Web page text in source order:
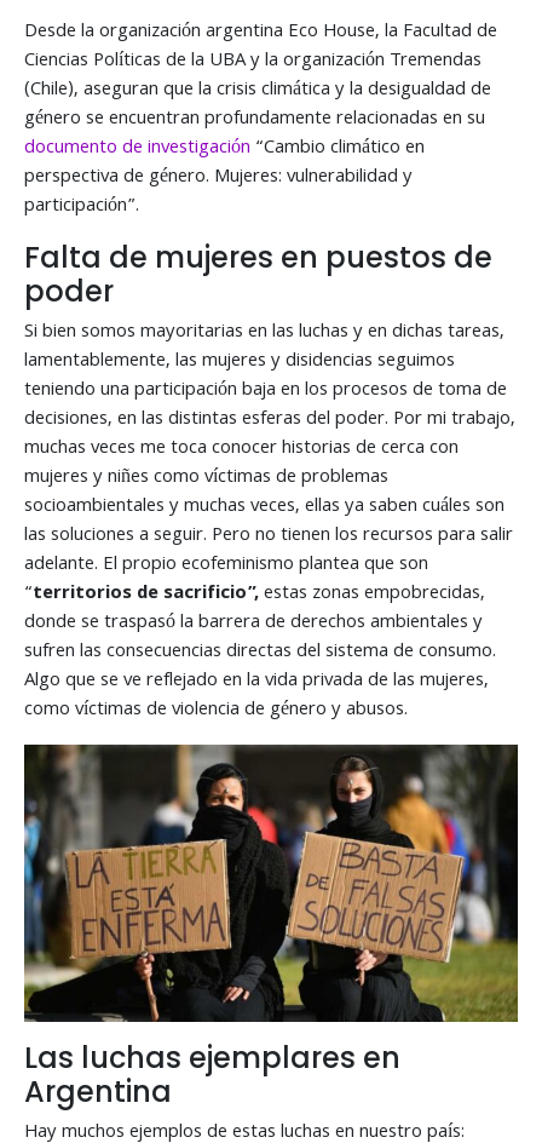
Desde la organización argentina Eco House, la Facultad de
Ciencias Políticas de la UBA y la organización Tremendas
(Chile), aseguran que la crisis climática y la desigualdad de
género se encuentran profundamente relacionadas en su
documento de investigación “Cambio climático en
perspectiva de género. Mujeres: vulnerabilidad y
participación”.
Falta de mujeres en puestos de
poder
Si bien somos mayoritarias en las luchas y en dichas tareas,
lamentablemente, las mujeres y disidencias seguimos
teniendo una participación baja en los procesos de toma de
decisiones, en las distintas esferas del poder. Por mi trabajo,
muchas veces me toca conocer historias de cerca con
mujeres y niñes como víctimas de problemas
socioambientales y muchas veces, ellas ya saben cuáles son
las soluciones a seguir. Pero no tienen los recursos para salir
adelante. El propio ecofeminismo plantea que son
“territorios de sacrificio”,estas zonas empobrecidas,
donde se traspasó la barrera de derechos ambientales y
sufren las consecuencias directas del sistema de consumo.
Algo que se ve reflejado en la vida privada de las mujeres,
como víctimas de violencia de género y abusos.
Las luchas ejemplares en
Argentina
Hay muchos ejemplos de estas luchas en nuestro país: